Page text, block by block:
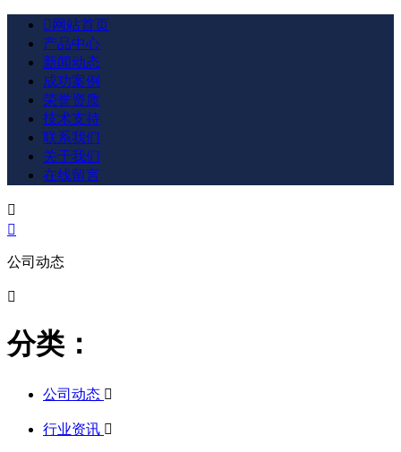
 网站首页
产品中心
新闻动态
成功案例
荣誉资质
技术支持
联系我们
关于我们
在线留言


公司动态

分类：
公司动态 
行业资讯 